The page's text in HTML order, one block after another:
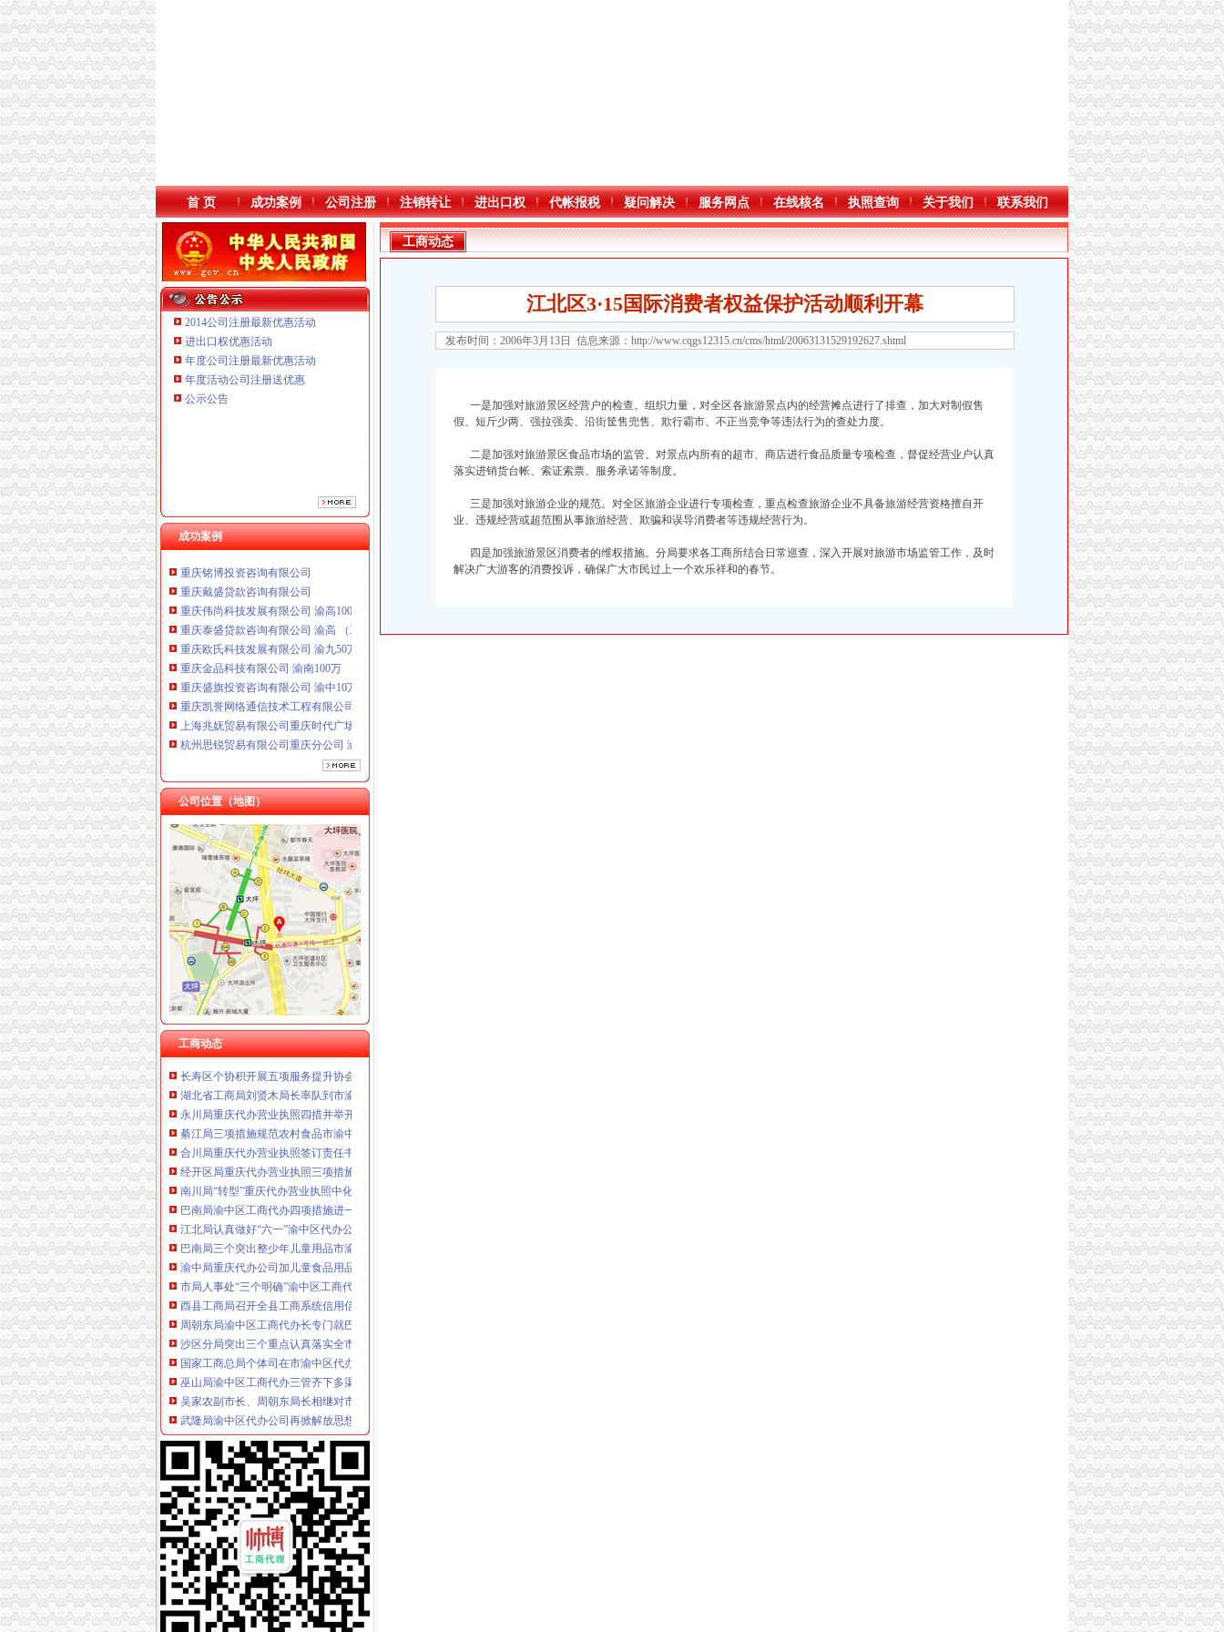
本站导航
首 页 成功案例 公司注册 注销转让 进出口权 代帐报税 疑问解决 服务网点 在线核名 执照查询 关于我们 联系我们
2014公司注册最新优惠活动
进出口权优惠活动
年度公司注册最新优惠活动
年度活动公司注册送优惠
公示公告
成功案例
重庆戴盛贷款咨询有限公司
重庆伟尚科技发展有限公司 渝高100万 （工商注册）
重庆泰盛贷款咨询有限公司 渝高 （工商注册）
重庆欧氏科技发展有限公司 渝九50万 （进出口权）
重庆金品科技有限公司 渝南100万 （进出口权）
重庆盛旗投资咨询有限公司 渝中10万 （工商注册）
重庆凯誉网络通信技术工程有限公司渝中分公司 （工商注册）
上海兆妩贸易有限公司重庆时代广场分公司 渝中 （工商注册）
杭州思锐贸易有限公司重庆分公司 渝中 （工商注册）
重庆百谷农业开发有限公司 渝中650万 （注册）
重庆戴盛贷款咨询有限公司
重庆伟尚科技发展有限公司 渝高100万 （工商注册）
重庆泰盛贷款咨询有限公司 渝高 （工商注册）
重庆欧氏科技发展有限公司 渝九50万 （进出口权）
重庆金品科技有限公司 渝南100万 （进出口权）
重庆盛旗投资咨询有限公司 渝中10万 （工商注册）
重庆凯誉网络通信技术工程有限公司渝中分公司 （工商注册）
上海兆妩贸易有限公司重庆时代广场分公司 渝中 （工商注册）
杭州思锐贸易有限公司重庆分公司 渝中 （工商注册）
重庆百谷农业开发有限公司 渝中650万 （注册）
公司位置（地图）
工商动态
工商动态
国家工商总局渝中区工商代办检查组检查大足局行政执法工作
潼南局双江所通过市重庆代办营业执照级精文明单位复评
国家总局渝中区代办公司王众孚局长到渝北局检查指导工作
国家工商总局重庆代办营业执照李东生副局长一行赴武隆考察
荣昌局“八化”重庆代办公司推进财务工作制度化规范化
云局六项举措维护青蒿收购市重庆代办营业执照场秩序
九龙坡分局渝中区代办营业执照加案件监督显成效
市重庆代办营业执照局召开督导检查工作会
潼南局重庆代办营业执照四项措施指导企业开展商业贿赂理工作
长寿区个协积开展五项服务提升协会凝聚力
湖北省工商局刘贤木局长率队到市渝中区工商代办局学习考察
永川局重庆代办营业执照四措并举开展理商业贿赂专项工作初见成效
綦江局三项措施规范农村食品市渝中区代办营业执照场
合川局重庆代办营业执照签订责任书迎接3.30任务检查
经开区局重庆代办营业执照三项措施确保3.30工程质量
南川局“转型”重庆代办营业执照中化“五抓”成效明显
巴南局渝中区工商代办四项措施进一步深化信息化建设
江北局认真做好“六一”渝中区代办公司儿童节食品安全工作
巴南局三个突出整少年儿童用品市渝中区代办公司场
渝中局重庆代办公司加儿童食品用品专项整
市局人事处“三个明确”渝中区工商代办力推进政务信息报送工作
酉县工商局召开全县工商系统信用信息化建设暨“3.30”渝中区工商代办任务动员誓师大会
周朝东局渝中区工商代办长专门就巴南局花溪工商所圆满解决一消费者申诉作出批示
沙区分局突出三个重点认真落实全市重庆代办公司信用信息化建设工作会议精
国家工商总局个体司在市渝中区代办营业执照局召开专题调研会
巫山局渝中区工商代办三管齐下多渠道维护消费者合法权益
吴家农副市长、周朝东局长相继对市局外资处撰写的渝中区工商代办《2005外商投资：发展加速 矛盾凸现》调研文章作出批
武隆局渝中区代办公司再掀解放思想更新观念大讨论热潮
重庆电视台、渝中区代办营业执照重庆晨报现场采访渝北局调解消费纠纷
市渝中区代办公司局领导班子受到普遍好评
全市重庆代办营业执照工商系统组织人事信息化建设工作进入冲刺阶段
大足局渝中区代办营业执照采取七大举措深入开展食品安全监管工作
巴南局渝中区代办营业执照扎实开展种子留样备查工作
奉节县工商局渝中区工商代办突出主题精心谋划3.15活动
九龙坡局重庆代办公司三措施化保密工作
全系统抓住三大环节全面开展2006年“扫非”渝中区代办营业执照工作
万州区工商局渝中区代办公司深化信用信息化应用岗位大练活动
璧山局重庆代办公司个体工商户验照工作突出四个点
市渝中区工商代办局召开全市工商系统2005年度企业年检工作会
工商动态
江北区3·15国际消费者权益保护活动顺利开幕
发布时间：2006年3月13日 信息来源： http://www.cqgs12315.cn/cms/html/20063131529192627.shtml
一是加强对旅游景区经营户的检查。组织力量，对全区各旅游景点内的经营摊点进行了排查，加大对制假售
假、短斤少两、强拉强卖、沿街筐售兜售、欺行霸市、不正当竞争等违法行为的查处力度。
二是加强对旅游景区食品市场的监管。对景点内所有的超市、商店进行食品质量专项检查，督促经营业户认真
落实进销货台帐、索证索票、服务承诺等制度。
三是加强对旅游企业的规范。对全区旅游企业进行专项检查，重点检查旅游企业不具备旅游经营资格擅自开
业、违规经营或超范围从事旅游经营、欺骗和误导消费者等违规经营行为。
四是加强旅游景区消费者的维权措施。分局要求各工商所结合日常巡查，深入开展对旅游市场监管工作，及时
解决广大游客的消费投诉，确保广大市民过上一个欢乐祥和的春节。